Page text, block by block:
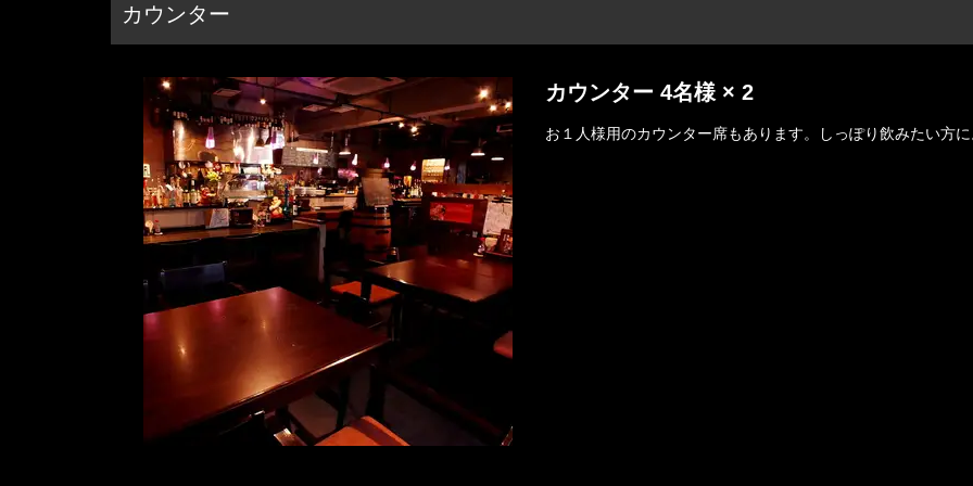
カウンター
カウンター 4名様 × 2
お１人様用のカウンター席もあります。しっぽり飲みたい方